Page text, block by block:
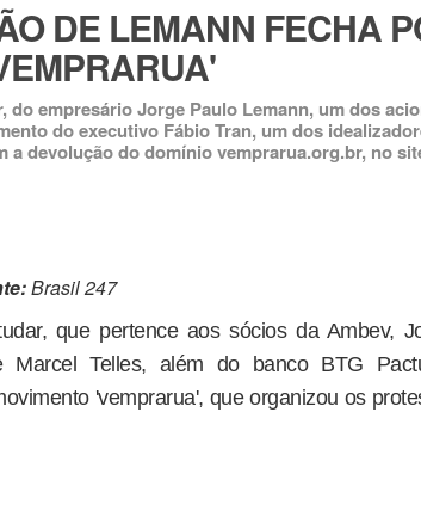
DE LEMANN FECHA
do empresário Jorge Paulo Lemann, um dos
do executivo Fábio Tran, um dos
a devolução do domínio vemprarua.org.br, no
Brasil 247
que pertence aos sócios da Ambev,
Marcel Telles, além do banco BTG
'vemprarua', que organizou os